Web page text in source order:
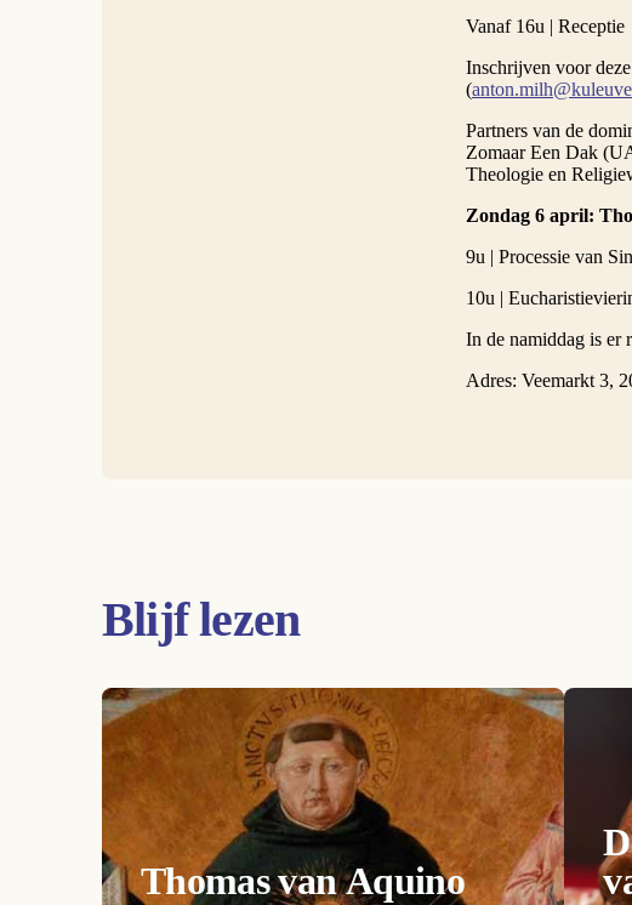
Vanaf 16u | Receptie
Inschrijven voor
(
Partners van de
Zomaar Een Dak
Theologie en
Zondag 6 april:
9u | Processie van
10u |
In de namiddag is er
Adres: Veemarkt 3,
Blijf lezen
Thomas van Aquino